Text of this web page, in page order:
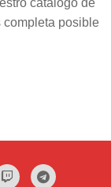
completa posible